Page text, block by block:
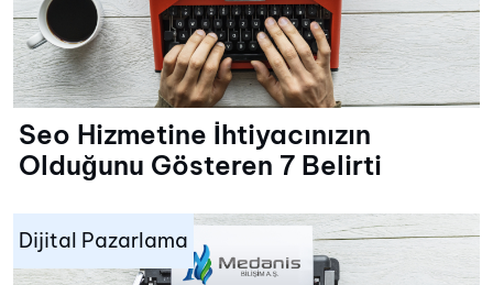
Seo Hizmetine İhtiyacınızın
Olduğunu Gösteren 7 Belirti
Dijital Pazarlama